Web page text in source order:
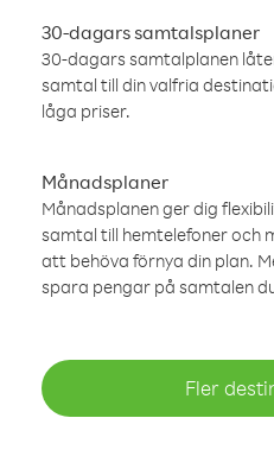
30-dagars samtalsplaner
30-dagars samtalplanen
samtal till din valfria
låga priser.
Månadsplaner
Månadsplanen ger dig
samtal till hemtelefoner och
att behöva förnya din plan.
spara pengar på samtalen
Fler